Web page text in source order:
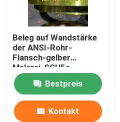
Beleg auf Wandstärke
der ANSI-Rohr-
Flansch-gelber
Malerei-SCH5s-
SCH160
Bestpreis
Kontakt